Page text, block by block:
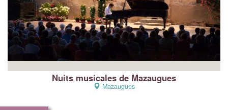
Nuits musicales de Mazaugues
Mazaugues